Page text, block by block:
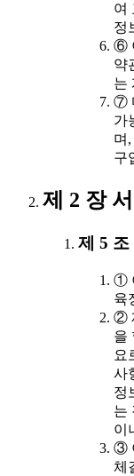
여
정
⑥
약
는
⑦
가
며
구
제 2 장
제 5
①
육
②
을
요
사
정
는
이
③
체